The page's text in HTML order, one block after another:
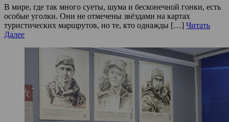
В мире, где так много суеты, шума и бесконечной гонки, есть
особые уголки. Они не отмечены звёздами на картах
туристических маршрутов, но те, кто однажды […] Читать
Далее